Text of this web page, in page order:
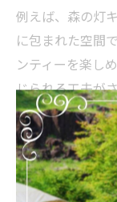
例えば、森の灯
に包まれた空間
ンティーを楽し
じられる工夫が
では、自然の音
贅沢な時間が流
また、地元のク
ションした特別